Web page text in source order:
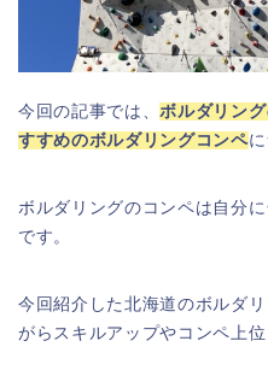
今回の記事では、 ボルダリン
すすめのボルダリングコンペ
ボルダリングのコンペは自分
です。
今回紹介した北海道のボルダ
がらスキルアップやコンペ上